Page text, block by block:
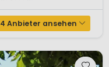
4 Anbieter ansehen